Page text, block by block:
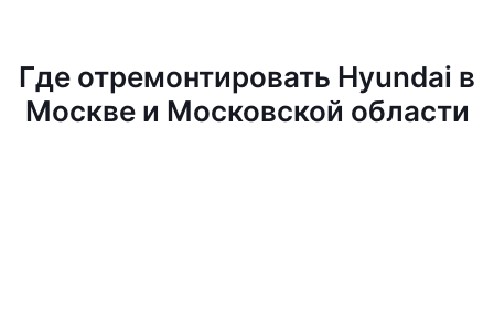
Где отремонтировать Hyundai в
Москве и Московской области